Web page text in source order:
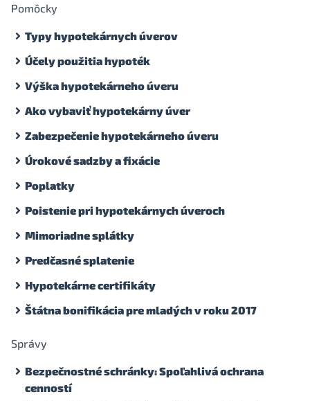
Pomôcky
Typy hypotekárnych úverov
Účely použitia hypoték
Výška hypotekárneho úveru
Ako vybaviť hypotekárny úver
Zabezpečenie hypotekárneho úveru
Úrokové sadzby a fixácie
Poplatky
Poistenie pri hypotekárnych úveroch
Mimoriadne splátky
Predčasné splatenie
Hypotekárne certifikáty
Štátna bonifikácia pre mladých v roku 2017
Správy
Bezpečnostné schránky: Spoľahlivá ochrana
cenností